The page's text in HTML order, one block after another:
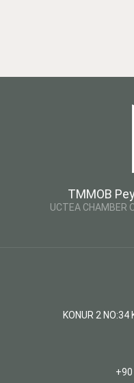
TMMOB
UCTEA CHAMBER
KONUR 2 NO:34